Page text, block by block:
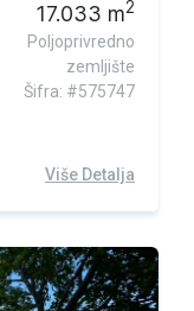
17.033 m2
Poljoprivredno
zemljište
Šifra: #575747
Više Detalja